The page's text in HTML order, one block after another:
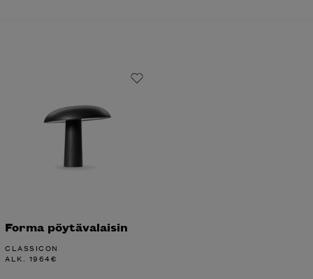
Forma pöytävalaisin
CLASSICON
ALK. 1964€